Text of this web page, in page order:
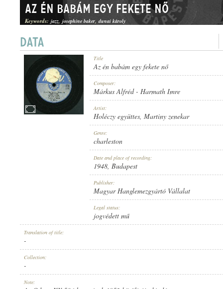
CHARLESTON
MAGYAR HANGLEMEZGYÁRTÓ VÁLLALAT
RECORD NUMBER:
Az én babám egy fekete nő
Keywords: jazz josephine baker dunai károly
Title
Az én babám egy fekete nő
Composer:
Márkus Alfréd- Harmath Imre
Artist:
Holéczy együttes, Martiny zenekar
Genre:
charleston
Date and place of recording:
1948, Budapest
Publisher:
Magyar Hanglemezgyártó Vállalat
Legal status:
jogvédett mű
Translation of title:
-
Collection:
-
Note: